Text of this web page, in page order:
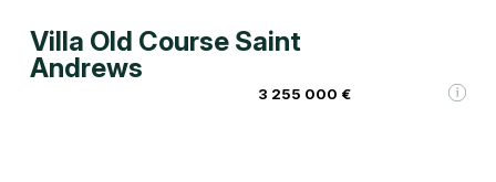
Villa Old Course Saint
Andrews
3 255 000 €